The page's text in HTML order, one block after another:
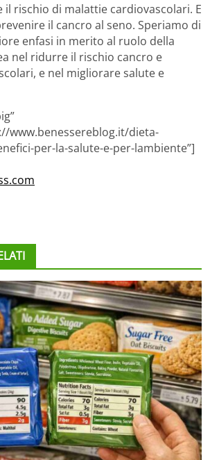
rischio di malattie cardiovascolari. E
il cancro al seno. Speriamo di
enfasi in merito al ruolo della
nel ridurre il rischio cancro e
e nel migliorare salute e
www.benessereblog.it/dieta-
per-la-salute-e-per-lambiente”]